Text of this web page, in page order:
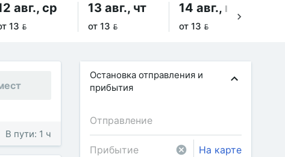
авг., ср
13 
13 авг., чт
от 13 
14 авг., пт
от 13 
В пути: 1 ч
Остановка отправления и
прибытия
На карте